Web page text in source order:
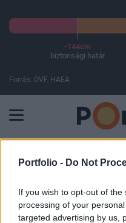
Portfolio - Do Not
If you wish to opt-out of
processing of your
targeted advertising by us,
-144cm
biztonsági határ
Forrás: OVF, HAEA
ELŐFIZETŐI TARTALOM
Buda-Cash a
piacokról